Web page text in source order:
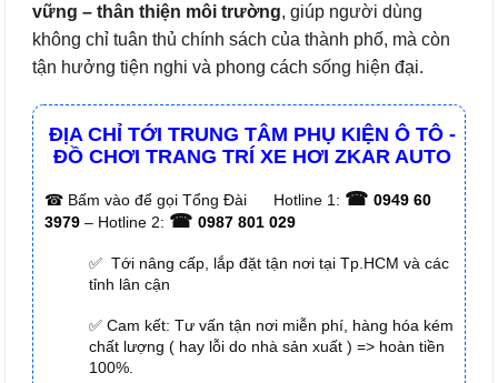
vững – thân thiện môi trường, giúp người dùng
không chỉ tuân thủ chính sách của thành phố, mà còn
tận hưởng tiện nghi và phong cách sống hiện đại.
ĐỊA CHỈ TỚI TRUNG TÂM PHỤ KIỆN Ô TÔ -
ĐỒ CHƠI TRANG TRÍ XE HƠI ZKAR AUTO
☎ Bấm vào để gọi Tổng Đài Hotline 1: ☎ 0949 60
3979 – Hotline 2: ☎ 0987 801 029
✅ Tới nâng cấp, lắp đặt tận nơi tại Tp.HCM và các
tỉnh lân cận
✅ Cam kết: Tư vấn tận nơi miễn phí, hàng hóa kém
chất lượng ( hay lỗi do nhà sản xuất ) => hoàn tiền
100%.